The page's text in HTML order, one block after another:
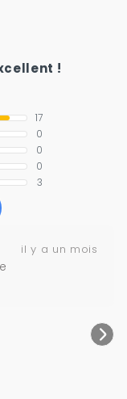
!
17
0
0
0
3
il y a un mois